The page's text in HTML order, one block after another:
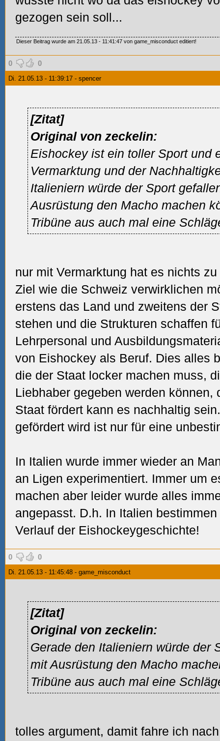
gezogen sein soll...
Dieser Beitrag wurde am 21.05.13 - 11:41:47 von game_misconduct editiert!
0 0
Di. 21.05.13 - 11:39:17 - spencer
[Zitat]
Original von zeckelin:
Eishockey ist ein toller Sport und
Vermarktung und der
Italieniern würde der Sport
Ausrüstung den Macho machen
Tribüne aus auch mal eine
nur mit Vermarktung hat es nichts
Ziel wie die Schweiz verwirklichen
erstens das Land und zweitens der
stehen und die Strukturen schaffen
Lehrpersonal und
von Eishockey als Beruf. Dies alles
die der Staat locker machen muss,
Liebhaber gegeben werden können,
Staat fördert kann es nachhaltig
gefördert wird ist nur für eine
In Italien wurde immer wieder an
an Ligen experimentiert. Immer um
machen aber leider wurde alles
angepasst. D.h. In Italien
Verlauf der Eishockeygeschichte!
0 0
Di. 21.05.13 - 11:45:48 - game_misconduct
[Zitat]
Original von zeckelin:
Gerade den Italieniern würde der
mit Ausrüstung den Macho
Tribüne aus auch mal eine
tolles argument, damit fahre ich